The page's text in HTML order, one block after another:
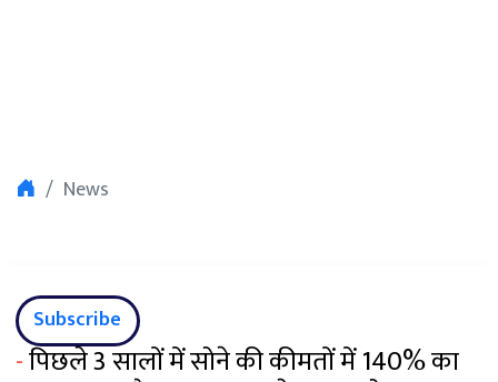
News
Subscribe
-पिछले 3 सालों में सोने की कीमतों में 140% का